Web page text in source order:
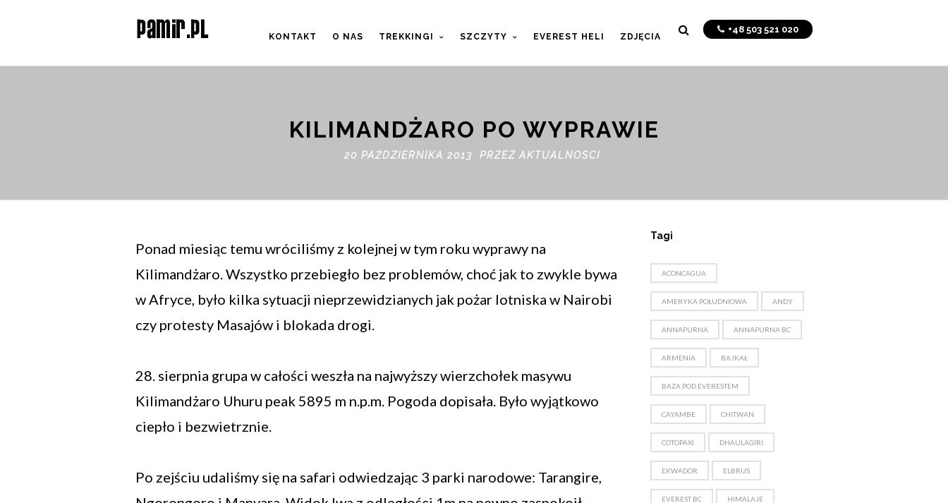
+48 503 521 020
KONTAKT O NAS TREKKINGI SZCZYTY EVEREST HELI ZDJĘCIA
KILIMANDŻARO PO WYPRAWIE
20 PAŹDZIERNIKA 2013 PRZEZAKTUALNOSCI
Ponad miesiąc temu wróciliśmy z kolejnej w tym roku wyprawy na
Kilimandżaro. Wszystko przebiegło bez problemów, choć jak to zwykle bywa
w Afryce, było kilka sytuacji nieprzewidzianych jak pożar lotniska w Nairobi
czy protesty Masajów i blokada drogi.
28. sierpnia grupa w całości weszła na najwyższy wierzchołek masywu
Kilimandżaro Uhuru peak 5895 m n.p.m. Pogoda dopisała. Było wyjątkowo
ciepło i bezwietrznie.
Po zejściu udaliśmy się na safari odwiedzając 3 parki narodowe: Tarangire,
Tagi
ACONCAGUA
AMERYKA POŁUDNIOWA ANDY
ANNAPURNA ANNAPURNA BC
ARMENIA BAJKAŁ
BAZA POD EVERESTEM
CAYAMBE CHITWAN
COTOPAXI DHAULAGIRI
EKWADOR ELBRUS
EVEREST BC HIMALAJE